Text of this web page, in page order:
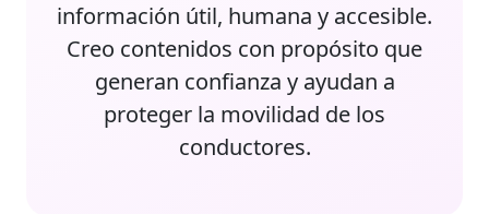
información útil, humana y accesible.
Creo contenidos con propósito que
generan confianza y ayudan a
proteger la movilidad de los
conductores.